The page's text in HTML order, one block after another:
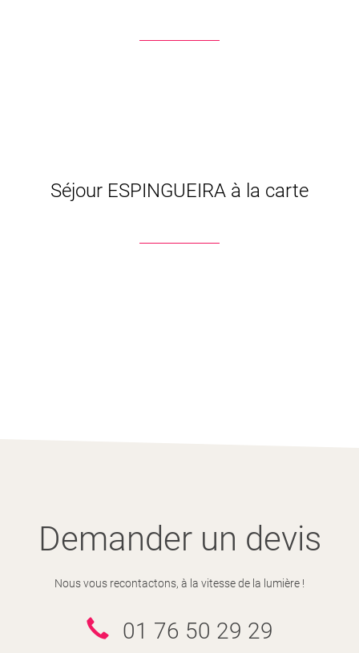
Séjour ESPINGUEIRA à la carte
Demander un devis
Nous vous recontactons, à la vitesse de la lumière !
01 76 50 29 29